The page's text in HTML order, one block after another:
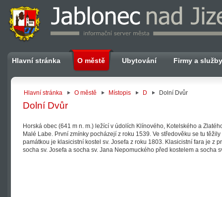
Hlavní stránka O městě Ubytování Firmy a služby
Hlavní stránka O městě Místopis D Dolní Dvůr
Dolní Dvůr
Horská obec (641 m n. m.) ležící v údolích Klínového, Kotelského a
Malé Labe. První zmínky pocházejí z roku 1539. Ve středověku se tu
památkou je klasicistní kostel sv. Josefa z roku 1803. Klasicistní fara je z
socha sv. Josefa a socha sv. Jana Nepomuckého před kostelem a socha